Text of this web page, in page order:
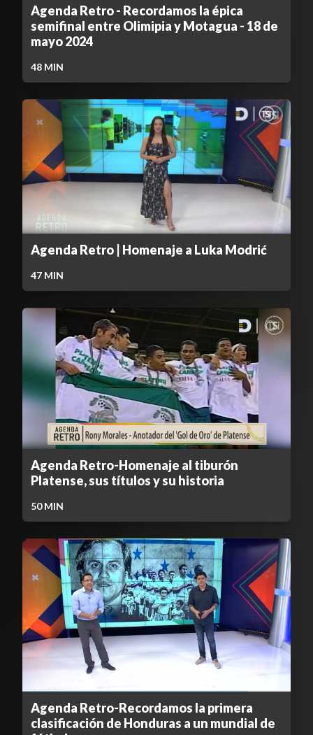
Agenda Retro - Recordamos la épica
semifinal entre Olimipia y Motagua - 18 de
mayo 2024
48 MIN
Agenda Retro | Homenaje a Luka Modrić
47 MIN
Agenda Retro-Homenaje al tiburón
Platense, sus títulos y su historia
50MIN
Agenda Retro-Recordamos la primera
clasificación de Honduras a un mundial de